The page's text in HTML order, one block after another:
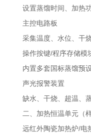
设置蒸馏时间、加热功
主控电路板
采集温度、水位、干烧
操作按键/程序存储模
内置多套国标蒸馏预设
声光报警装置
缺水、干烧、超温、蒸
二、加热恒温单元（样
远红外陶瓷加热炉/电